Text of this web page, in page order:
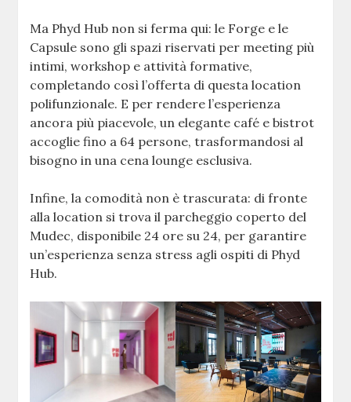
Ma Phyd Hub non si ferma qui: le Forge e le
Capsule sono gli spazi riservati per meeting più
intimi, workshop e attività formative,
completando così l’offerta di questa location
polifunzionale. E per rendere l’esperienza
ancora più piacevole, un elegante café e bistrot
accoglie fino a 64 persone, trasformandosi al
bisogno in una cena lounge esclusiva.
Infine, la comodità non è trascurata: di fronte
alla location si trova il parcheggio coperto del
Mudec, disponibile 24 ore su 24, per garantire
un’esperienza senza stress agli ospiti di Phyd
Hub.